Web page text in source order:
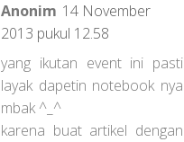
Anonim 14 November
2013 pukul 12.58
yang ikutan event ini pasti
layak dapetin notebook nya
mbak ^_^
karena buat artikel dengan